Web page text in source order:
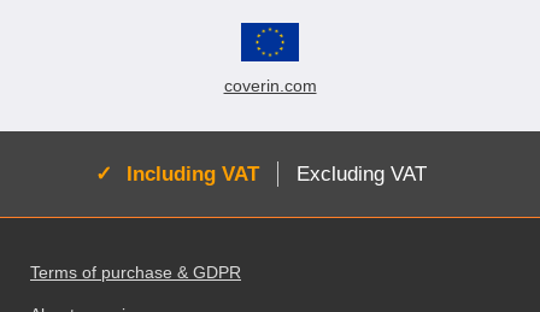
coverin.com
Active:
Including VAT Excluding VAT
Terms of purchase & GDPR